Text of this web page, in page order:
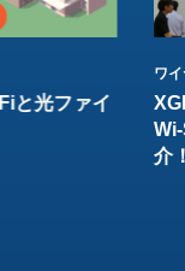
と光ファイ
ワ
介